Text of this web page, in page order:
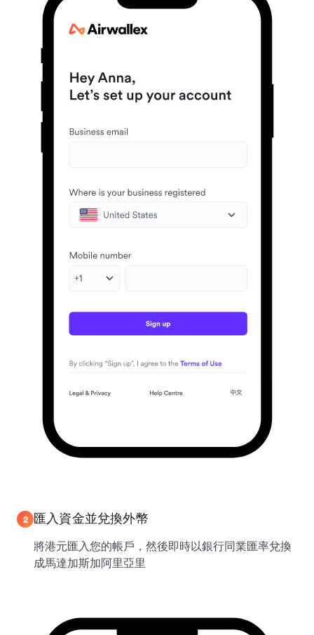
2 匯入資金並兌換外幣
將港元匯入您的帳戶，然後即時以銀行同業匯率兌換
成馬達加斯加阿里亞里